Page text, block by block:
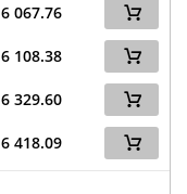
6 067.76
6 108.38
6 329.60
6 418.09